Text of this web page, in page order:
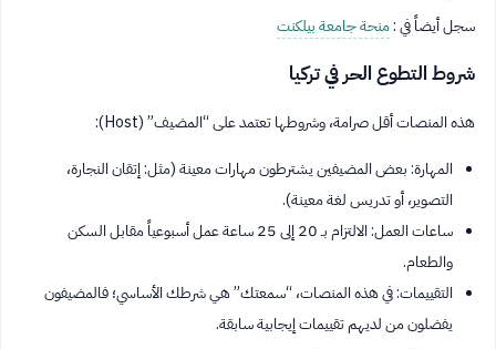
سجل أيضاً في :منحة جامعة بيلكنت
شروط التطوع الحر في تركيا
هذه المنصات أقل صرامة، وشروطها تعتمد على “المضيف” (Host):
المهارة: بعض المضيفين يشترطون مهارات معينة (مثل: إتقان النجارة،
التصوير، أو تدريس لغة معينة).
ساعات العمل: الالتزام بـ 20 إلى 25 ساعة عمل أسبوعياً مقابل السكن
والطعام.
التقييمات: في هذه المنصات، “سمعتك” هي شرطك الأساسي؛ فالمضيفون
يفضلون من لديهم تقييمات إيجابية سابقة.